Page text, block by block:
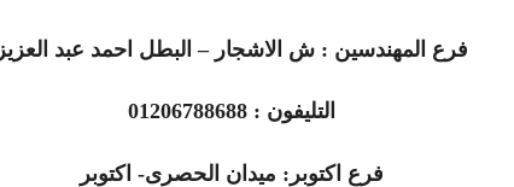
فرع المهندسين :ش الاشجار – البطل احمد عبد العزيز
التليفون :01206788688
فرع اكتوبر : ميدان الحصرى- اكتوبر